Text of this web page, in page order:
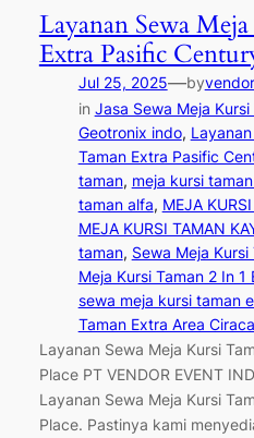
Layanan Sewa
Extra Pasific
Jul 25, 2025—by
in Jasa Sewa Meja
Geotronix indo,
Taman Extra Pasific
taman, meja kursi taman
taman alfa, MEJA
MEJA KURSI TAMAN
taman, Sewa Meja Kursi
Meja Kursi Taman 2 In
sewa meja kursi taman
Taman Extra Area
Layanan Sewa Meja Kursi
Place PT VENDOR EVENT
Layanan Sewa Meja Kursi
Place. Pastinya kami